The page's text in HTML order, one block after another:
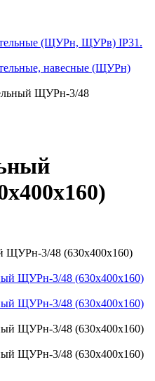
(ЩУРн, ЩУРв) IP31.
навесные (ЩУРн)
ЩУРн-3/48
ЩУРн-3/48 (630х400х160)